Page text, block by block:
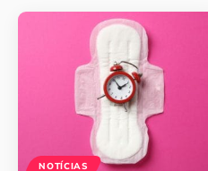
NOTÍCIAS